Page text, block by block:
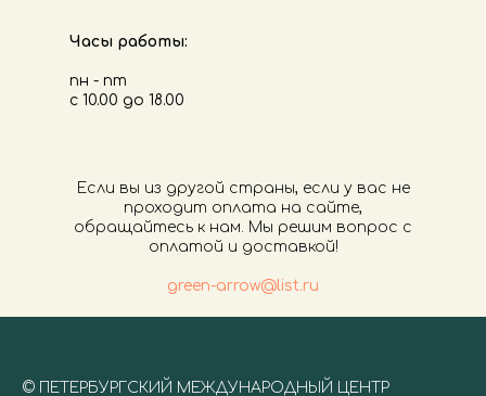
Часы работы:
пн - пт
с 10.00 до 18.00
Если вы из другой страны, если у вас не
проходит оплата на сайте,
обращайтесь к нам. Мы решим вопрос с
оплатой и доставкой!
green-arrow@list.ru
© ПЕТЕРБУРГСКИЙ МЕЖДУНАРОДНЫЙ ЦЕНТР